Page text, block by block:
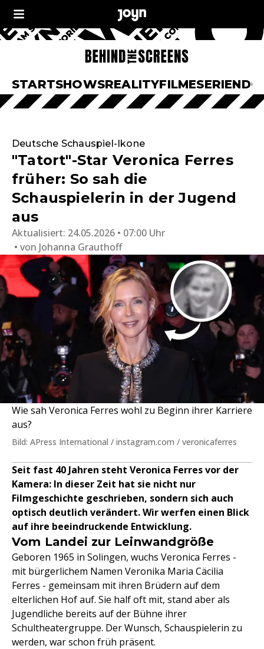
STARTSHOWSREALITYFILMESERIEN
Deutsche Schauspiel-Ikone
"Tatort"-Star Veronica Ferres
früher: So sah die
Schauspielerin in der Jugend
aus
Aktualisiert: 24.05.2026 • 07:00 Uhr
von Johanna Grauthoff
Wie sah Veronica Ferres wohl zu Beginn ihrer Karriere
aus?
Bild: APress International / instagram.com / veronicaferres
Seit fast 40 Jahren steht Veronica Ferres vor der
Kamera: In dieser Zeit hat sie nicht nur
Filmgeschichte geschrieben, sondern sich auch
optisch deutlich verändert. Wir werfen einen Blick
auf ihre beeindruckende Entwicklung.
Vom Landei zur Leinwandgröße
Geboren 1965 in Solingen, wuchs Veronica Ferres -
mit bürgerlichem Namen Veronika Maria Cäcilia
Ferres - gemeinsam mit ihren Brüdern auf dem
elterlichen Hof auf. Sie half oft mit, stand aber als
Jugendliche bereits auf der Bühne ihrer
Schultheatergruppe. Der Wunsch, Schauspielerin zu
werden, war schon früh präsent.